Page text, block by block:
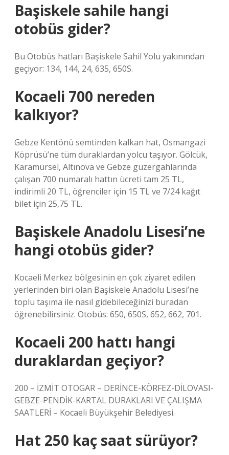
Başiskele sahile hangi
otobüs gider?
Bu Otobüs hatları Başiskele Sahil Yolu yakınından
geçiyor: 134, 144, 24, 635, 650S.
Kocaeli 700 nereden
kalkıyor?
Gebze Kentönü semtinden kalkan hat, Osmangazi
Köprüsü’ne tüm duraklardan yolcu taşıyor. Gölcük,
Karamürsel, Altınova ve Gebze güzergahlarında
çalışan 700 numaralı hattın ücreti tam 25 TL,
indirimli 20 TL, öğrenciler için 15 TL ve 7/24 kağıt
bilet için 25,75 TL.
Başiskele Anadolu Lisesi’ne
hangi otobüs gider?
Kocaeli Merkez bölgesinin en çok ziyaret edilen
yerlerinden biri olan Başiskele Anadolu Lisesi’ne
toplu taşıma ile nasıl gidebileceğinizi buradan
öğrenebilirsiniz. Otobüs: 650, 650S, 652, 662, 701.
Kocaeli 200 hattı hangi
duraklardan geçiyor?
200 – İZMİT OTOGAR – DERİNCE-KÖRFEZ-DİLOVASI-
GEBZE-PENDİK-KARTAL DURAKLARI VE ÇALIŞMA
SAATLERİ – Kocaeli Büyükşehir Belediyesi.
Hat 250 kaç saat sürüyor?